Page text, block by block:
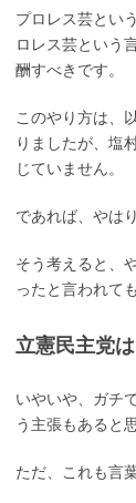
プロレス芸とい
ロレス芸という
酬すべきです。
このやり方は、
りましたが、塩
じていません。
であれば、やは
そう考えると、
ったと言われて
立憲民主党
いやいや、ガチ
う主張もあると
ただ、これも言